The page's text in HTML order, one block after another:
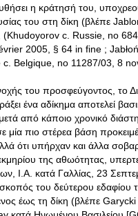
η κράτησή του,
του στη δίκη (βλέπε
(Khudoyorov c. Russie, no
2005, § 64 in fine ;
Belgique, no 11287/03, 8
του προσφεύγοντος, το
ένα αδίκημα αποτελεί
από κάποιο χρονικό
πιο στέρεα βάση
ότι υπήρχαν και άλλα
της αθωότητας,
Ι.Α. κατά Γαλλίας, 23
του δεύτερου εδαφίου
έως τη δίκη (βλέπε Garycki